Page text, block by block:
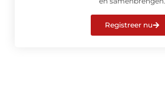
Registreer nu